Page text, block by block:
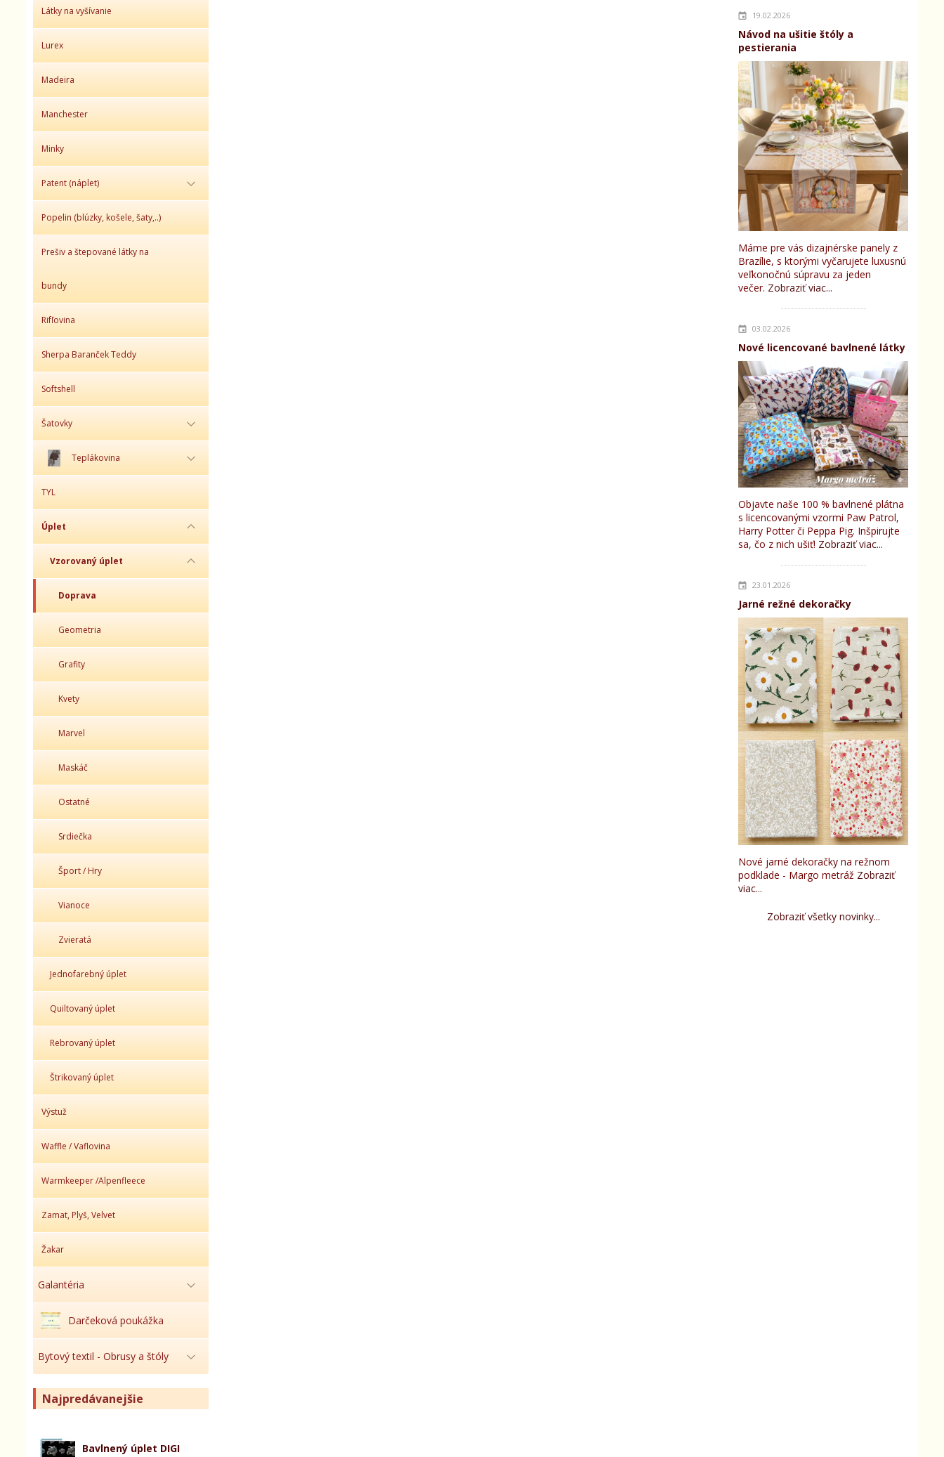
Látky na vyšívanie
Lurex
Madeira
Manchester
Minky
Patent (náplet)
Popelin (blúzky, košele, šaty,..)
Prešiv a štepované látky na
bundy
Rifľovina
Sherpa Baranček Teddy
Softshell
Šatovky
Teplákovina
TYL
Úplet
Vzorovaný úplet
Doprava
Geometria
Grafity
Kvety
Marvel
Maskáč
Ostatné
Srdiečka
Šport / Hry
Vianoce
Zvieratá
Jednofarebný úplet
Quiltovaný úplet
Rebrovaný úplet
Štrikovaný úplet
Výstuž
Waffle / Vaflovina
Warmkeeper /Alpenfleece
Zamat, Plyš, Velvet
Žakar
Galantéria
Darčeková poukážka
Bytový textil - Obrusy a štóly
Najpredávanejšie
Bavlnený úplet DIGI
19.02.2026
Návod na ušitie štóly a
pestierania
Máme pre vás dizajnérske panely z
Brazílie, s ktorými vyčarujete luxusnú
veľkonočnú súpravu za jeden
večer. Zobraziť viac...
03.02.2026
Nové licencované bavlnené látky
Objavte naše 100 % bavlnené plátna
s licencovanými vzormi Paw Patrol,
Harry Potter či Peppa Pig. Inšpirujte
sa, čo z nich ušiť! Zobraziť viac...
23.01.2026
Jarné režné dekoračky
Nové jarné dekoračky na režnom
podklade - Margo metráž Zobraziť
viac...
Zobraziť všetky novinky...